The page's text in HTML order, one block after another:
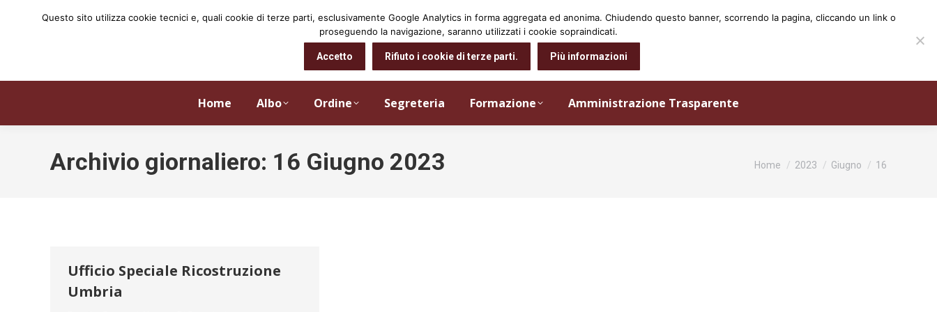
Home Albo Ordine Segreteria Formazione Amministrazione Trasparente
Archivio giornaliero: 16 Giugno 2023 Tu sei qui:
Home 2023 Giugno 16
Ufficio Speciale Ricostruzione
Umbria
Questo sito utilizza cookie tecnici e, quali cookie di terze parti, esclusivamente Google Analytics in forma aggregata ed anonima. Chiudendo questo banner, scorrendo la pagina, cliccando un link o
proseguendo la navigazione, saranno utilizzati i cookie sopraindicati.
Accetto Rifiuto i cookie di terze parti. Più informazioni